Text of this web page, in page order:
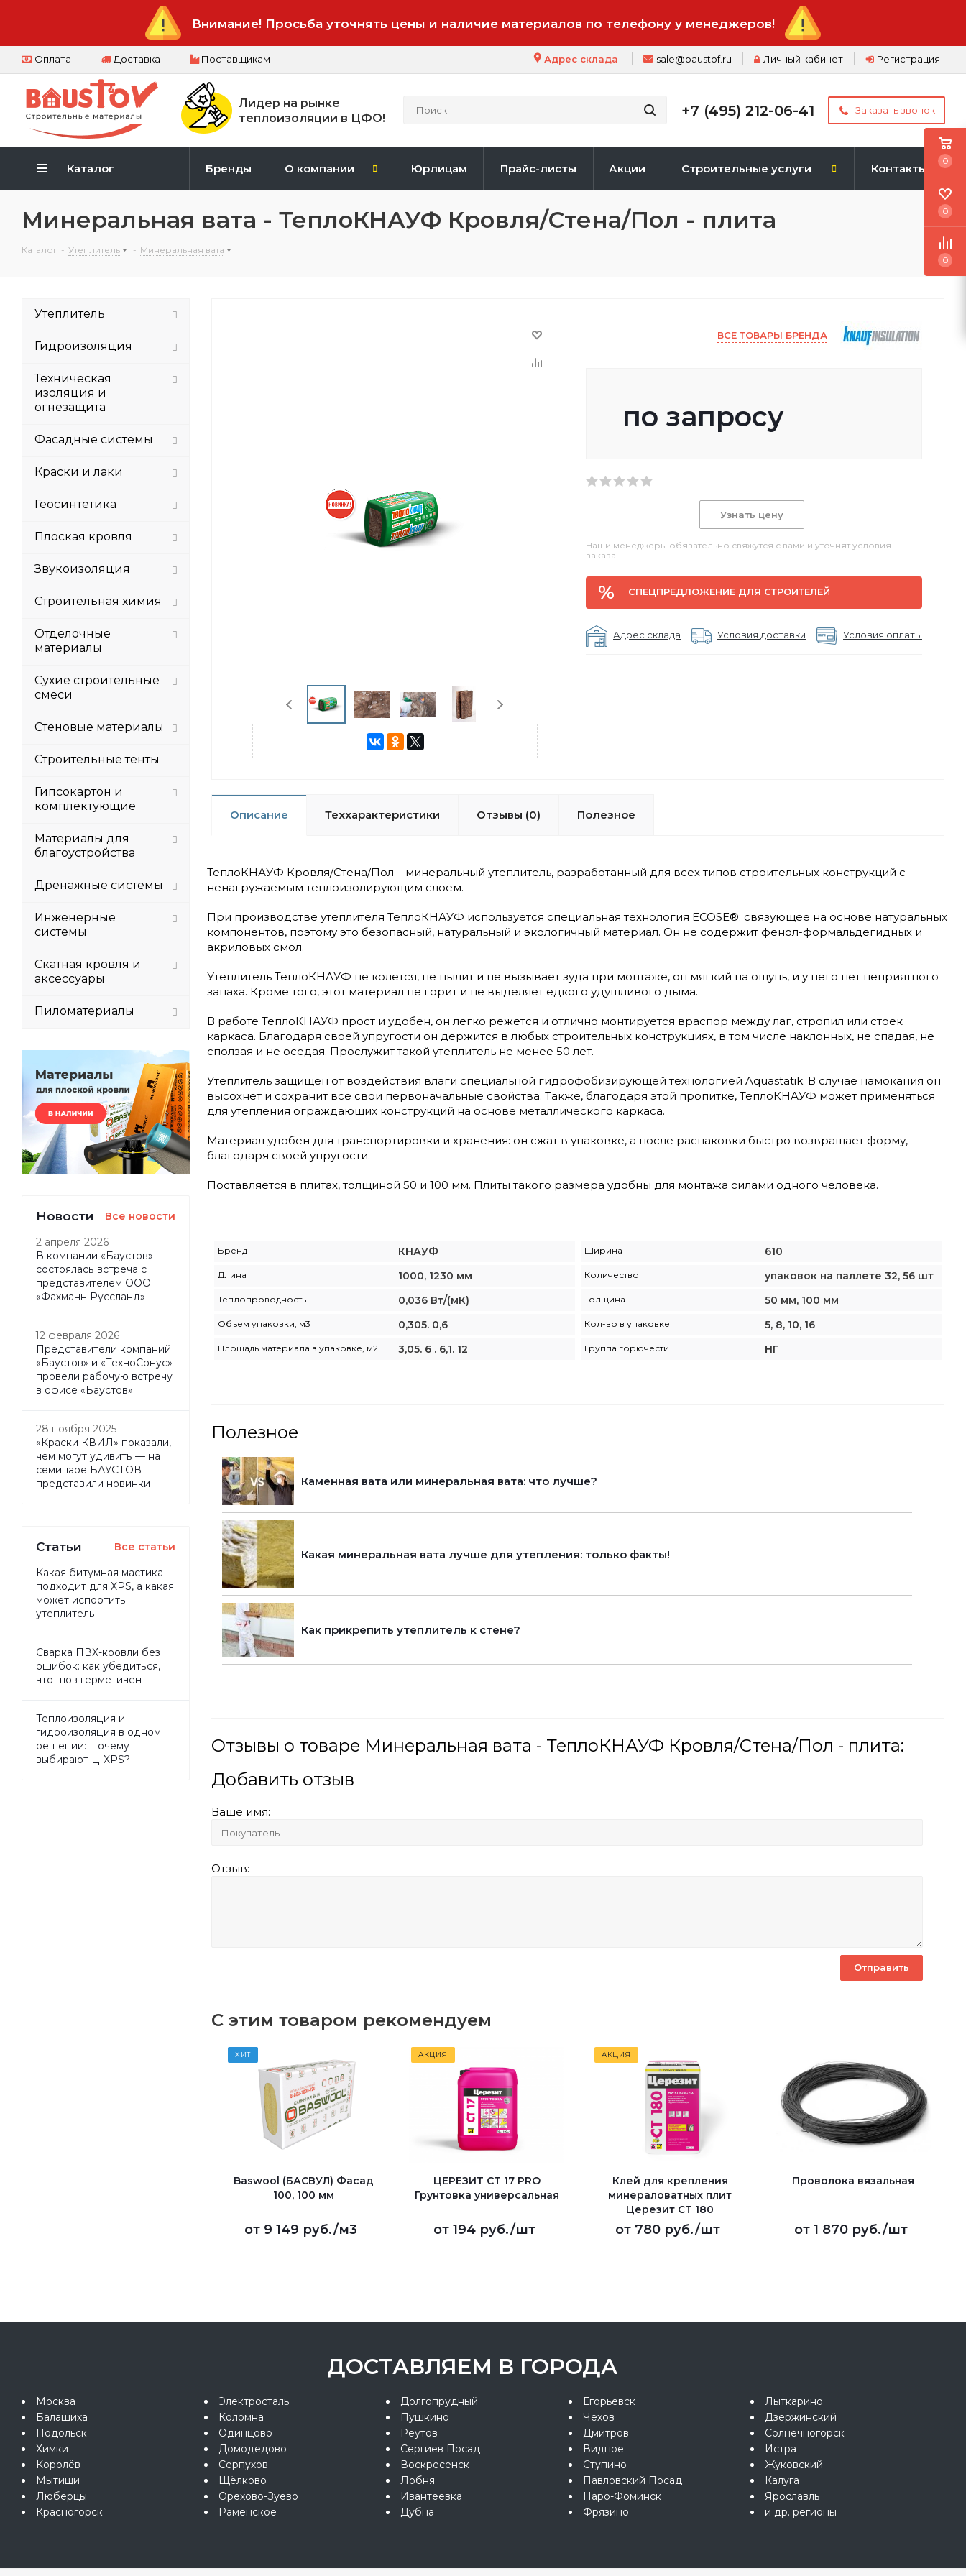
Внимание! Просьба уточнять цены и наличие материалов по телефону у менеджеров!
Оплата Доставка Поставщикам Регистрация
Личный кабинет
sale@baustof.ru
Адрес склада
Лидер на рынке
теплоизоляции в ЦФО!
+7 (495) 212-06-41 Заказать звонок
Каталог Бренды О компании Юрлицам Прайс-листы Акции Строительные услуги Контакты
Минеральная вата - ТеплоКНАУФ Кровля/Стена/Пол - плита
Каталог - Утеплитель - Минеральная вата
ВСЕ ТОВАРЫ БРЕНДА
по запросу
Узнать цену
Наши менеджеры обязательно свяжутся с вами и уточнят условия
заказа
СПЕЦПРЕДЛОЖЕНИЕ ДЛЯ СТРОИТЕЛЕЙ
Адрес склада Условия доставки Условия оплаты
Описание Теххарактеристики Отзывы (0) Полезное
ТеплоКНАУФ Кровля/Стена/Пол – минеральный утеплитель, разработанный для всех типов строительных конструкций с
ненагружаемым теплоизолирующим слоем.
При производстве утеплителя ТеплоКНАУФ используется специальная технология ECOSE®: связующее на основе натуральных
компонентов, поэтому это безопасный, натуральный и экологичный материал. Он не содержит фенол-формальдегидных и
акриловых смол.
Утеплитель ТеплоКНАУФ не колется, не пылит и не вызывает зуда при монтаже, он мягкий на ощупь, и у него нет неприятного
запаха. Кроме того, этот материал не горит и не выделяет едкого удушливого дыма.
В работе ТеплоКНАУФ прост и удобен, он легко режется и отлично монтируется враспор между лаг, стропил или стоек
каркаса. Благодаря своей упругости он держится в любых строительных конструкциях, в том числе наклонных, не спадая, не
сползая и не оседая. Прослужит такой утеплитель не менее 50 лет.
Утеплитель защищен от воздействия влаги специальной гидрофобизирующей технологией Aquastatik. В случае намокания он
высохнет и сохранит все свои первоначальные свойства. Также, благодаря этой пропитке, ТеплоКНАУФ может применяться
для утепления ограждающих конструкций на основе металлического каркаса.
Материал удобен для транспортировки и хранения: он сжат в упаковке, а после распаковки быстро возвращает форму,
благодаря своей упругости.
Поставляется в плитах, толщиной 50 и 100 мм. Плиты такого размера удобны для монтажа силами одного человека.
Бренд КНАУФ Ширина 610
Длина 1000, 1230 мм Количество упаковок на паллете 32, 56 шт
Теплопроводность 0,036 Вт/(мК) Толщина 50 мм, 100 мм
Объем упаковки, м3 0,305. 0,6 Кол-во в упаковке 5, 8, 10, 16
Площадь материала в упаковке, м2 3,05. 6 . 6,1. 12 Группа горючести НГ
Полезное
Каменная вата или минеральная вата: что лучше?
Какая минеральная вата лучше для утепления: только факты!
Как прикрепить утеплитель к стене?
Отзывы о товаре Минеральная вата - ТеплоКНАУФ Кровля/Стена/Пол - плита:
Добавить отзыв
Ваше имя:
Отзыв:
С этим товаром рекомендуем
ХИТ
Baswool (БАСВУЛ) Фасад
100, 100 мм
от 9 149 руб./м3
АКЦИЯ
ЦЕРЕЗИТ CT 17 PRO
Грунтовка универсальная
от 194 руб./шт
АКЦИЯ
Клей для крепления
минераловатных плит
Церезит CT 180
от 780 руб./шт
Проволока вязальная
от 1 870 руб./шт
Утеплитель
Гидроизоляция
Техническая
изоляция и
огнезащита
Фасадные системы
Краски и лаки
Геосинтетика
Плоская кровля
Звукоизоляция
Строительная химия
Отделочные
материалы
Сухие строительные
смеси
Стеновые материалы
Строительные тенты
Гипсокартон и
комплектующие
Материалы для
благоустройства
Дренажные системы
Инженерные
системы
Скатная кровля и
аксессуары
Пиломатериалы
Новости Все новости
2 апреля 2026
В компании «Баустов»
состоялась встреча с
представителем ООО
«Фахманн Руссланд»
12 февраля 2026
Представители компаний
«Баустов» и «ТехноСонус»
провели рабочую встречу
в офисе «Баустов»
28 ноября 2025
«Краски КВИЛ» показали,
чем могут удивить — на
семинаре БАУСТОВ
представили новинки
Статьи Все статьи
Какая битумная мастика
подходит для XPS, а какая
может испортить
утеплитель
Сварка ПВХ-кровли без
ошибок: как убедиться,
что шов герметичен
Теплоизоляция и
гидроизоляция в одном
решении: Почему
выбирают Ц-XPS?
ДОСТАВЛЯЕМ В ГОРОДА
Москва
Балашиха
Подольск
Химки
Королёв
Мытищи
Люберцы
Красногорск
Электросталь
Коломна
Одинцово
Домодедово
Серпухов
Щёлково
Орехово-Зуево
Раменское
Долгопрудный
Пушкино
Реутов
Сергиев Посад
Воскресенск
Лобня
Ивантеевка
Дубна
Егорьевск
Чехов
Дмитров
Видное
Ступино
Павловский Посад
Наро-Фоминск
Фрязино
Лыткарино
Дзержинский
Солнечногорск
Истра
Жуковский
Калуга
Ярославль
и др. регионы
0
0
0